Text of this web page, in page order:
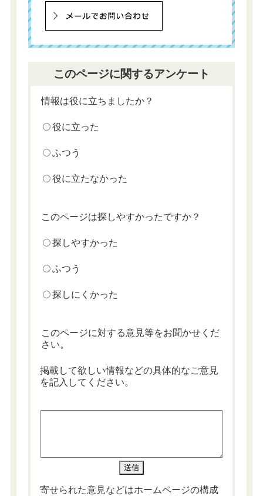
このページに関するアンケート
情報は役に立ちましたか？
役に立った
ふつう
役に立たなかった
このページは探しやすかったですか？
探しやすかった
ふつう
探しにくかった
このページに対する意見等をお聞かせくだ
さい。
掲載して欲しい情報などの具体的なご意見
を記入してください。
寄せられた意見などはホームページの構成